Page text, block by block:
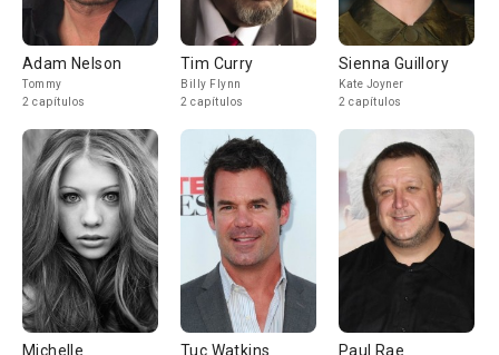
Adam Nelson
Tommy
2 capítulos
Tim Curry
Billy Flynn
2 capítulos
Sienna Guillory
Kate Joyner
2 capítulos
Michelle
Tuc Watkins Paul Rae